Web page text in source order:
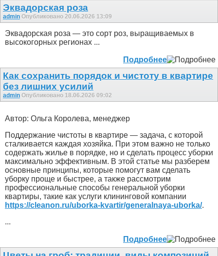
Эквадорская роза
admin Опубликовано 20.06.2026 13:09
Эквадорская роза — это сорт роз, выращиваемых в
высокогорных регионах ...
Подробнее
Как сохранить порядок и чистоту в квартире
без лишних усилий
admin Опубликовано 18.06.2026 09:02
Автор: Ольга Королева, менеджер
Поддержание чистоты в квартире — задача, с которой
сталкивается каждая хозяйка. При этом важно не только
содержать жилье в порядке, но и сделать процесс уборки
максимально эффективным. В этой статье мы разберем
основные принципы, которые помогут вам сделать
уборку проще и быстрее, а также рассмотрим
профессиональные способы генеральной уборки
квартиры, такие как услуги клининговой компании
https://cleanon.ru/uborka-kvartir/generalnaya-uborka/.
...
Подробнее